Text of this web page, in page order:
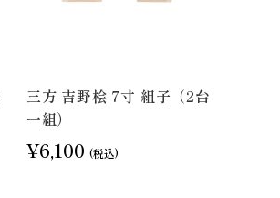
三方 吉野桧 7寸 組子（2台
一組）
¥6,100 (税込)